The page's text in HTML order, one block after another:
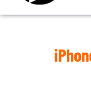
iMCheck APP